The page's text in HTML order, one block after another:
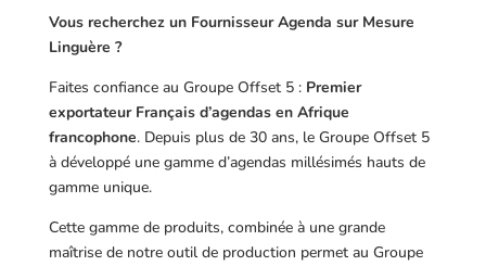
Vous recherchez un Fournisseur Agenda sur Mesure
Linguère ?
Faites confiance au Groupe Offset 5 : Premier
exportateur Français d’agendas en Afrique
francophone. Depuis plus de 30 ans, le Groupe Offset 5
à développé une gamme d’agendas millésimés hauts de
gamme unique.
Cette gamme de produits, combinée à une grande
maîtrise de notre outil de production permet au Groupe